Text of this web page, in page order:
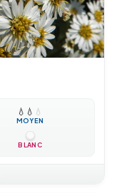
💧 💧 💧
MOYEN
BLANC